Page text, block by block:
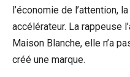
l’économie de l’attention,
accélérateur. La rappeuse
Maison Blanche, elle n’a
créé une marque.